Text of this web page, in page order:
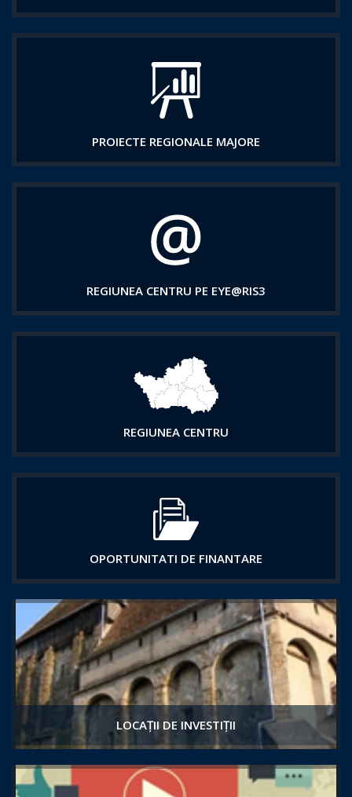
PROIECTE REGIONALE MAJORE
REGIUNEA CENTRU PE EYE@RIS3
REGIUNEA CENTRU
OPORTUNITATI DE FINANTARE
LOCAȚII DE INVESTIȚII